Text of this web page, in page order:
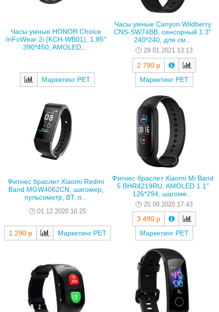
Часы умные HONOR Choice
InFoWear 2i (KCH-WB01), 1,85"
390*450, AMOLED,...
Маркетинг РЕТ
Часы умные Canyon Wildberry
CNS-SW74BB, сенсорный 1.3"
240*240, для см...
29.01.2021 13:13
2 790 р
Маркетинг РЕТ
Фитнес браслет Xiaomi Redmi
Band MGW4062CN, шагомер,
пульсометр, BT, п...
01.12.2020 16:25
1 290 р Маркетинг РЕТ
Фитнес браслет Xiaomi Mi Band
5 BHR4219RU, AMOLED 1.1"
126*294, шагоме...
25.09.2020 17:43
3 490 р
Маркетинг РЕТ